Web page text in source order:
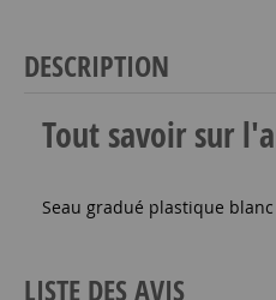
DESCRIPTION
Tout savoir sur
Seau gradué plastique
LISTE DES AVIS